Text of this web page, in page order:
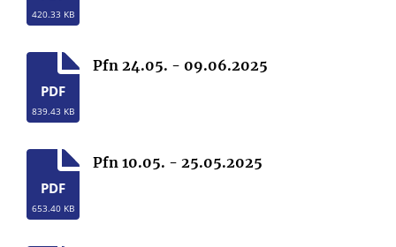
420.33 KB
PDF
839.43 KB
Pfn 24.05. - 09.06.2025
PDF
653.40 KB
Pfn 10.05. - 25.05.2025